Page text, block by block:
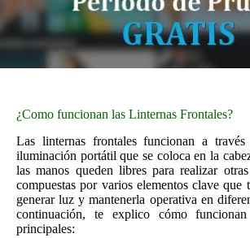
¿Como funcionan las Linternas Frontales?
Las linternas frontales funcionan a
iluminación portátil que se coloca en la
las manos queden libres para realizar
compuestas por varios elementos clave que
generar luz y mantenerla operativa en
continuación, te explico cómo funcionan
principales: